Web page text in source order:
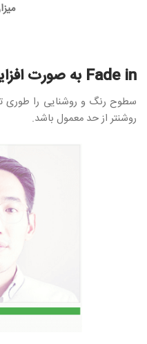
Fade in به صورت افزایشی
سطوح رنگ و روشنایی را طوری
روشنتر از حد معمول باشد.